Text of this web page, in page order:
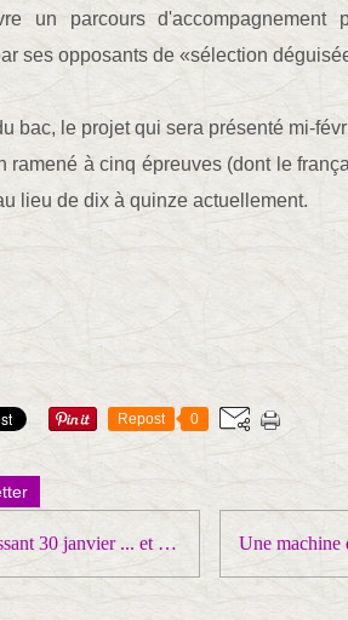
un parcours
ses opposants de «sélection
bac, le projet qui sera présenté mi-
ramené à cinq épreuves (dont le
lieu de dix à quinze actuellement.
Repost 0
EHPAD : un puissant 30 janvier ... et ses suites !